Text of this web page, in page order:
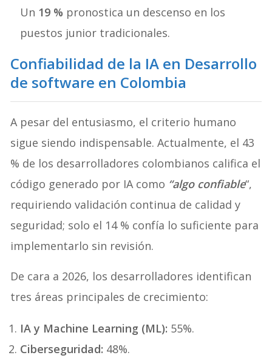
Un 19 % pronostica un descenso en los
puestos junior tradicionales.
Confiabilidad de la IA en Desarrollo
de software en Colombia
A pesar del entusiasmo, el criterio humano
sigue siendo indispensable. Actualmente, el 43
% de los desarrolladores colombianos califica el
código generado por IA como “algo confiable“,
requiriendo validación continua de calidad y
seguridad; solo el 14 % confía lo suficiente para
implementarlo sin revisión.
De cara a 2026, los desarrolladores identifican
tres áreas principales de crecimiento:
IA y Machine Learning (ML): 55%.
Ciberseguridad: 48%.